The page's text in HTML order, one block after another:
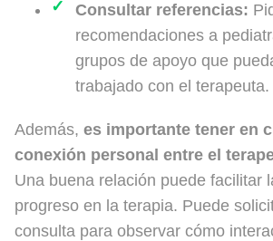
Consultar referencias:
recomendaciones a
grupos de apoyo que
trabajado con el terapeuta.
Además, es importante tener en
conexión personal entre el
Una buena relación puede facilitar
progreso en la terapia. Puede
consulta para observar cómo